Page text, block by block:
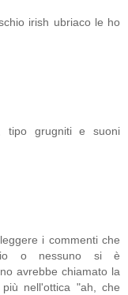
irish ubriaco le ho
tipo grugniti e suoni
i commenti che
o nessuno si è
avrebbe chiamato la
nell'ottica "ah, che